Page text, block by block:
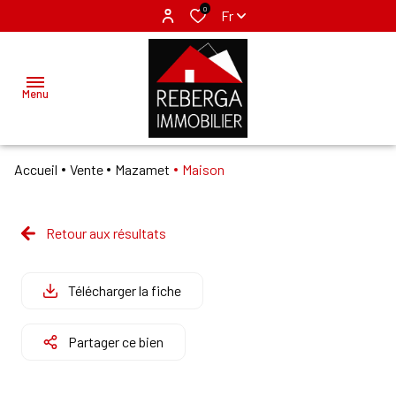
0 Fr
Menu
ACHETER
GÉRER
MAZAMET
Accueil Vente Mazamet Maison
Retour aux résultats
Télécharger la fiche
Partager ce bien